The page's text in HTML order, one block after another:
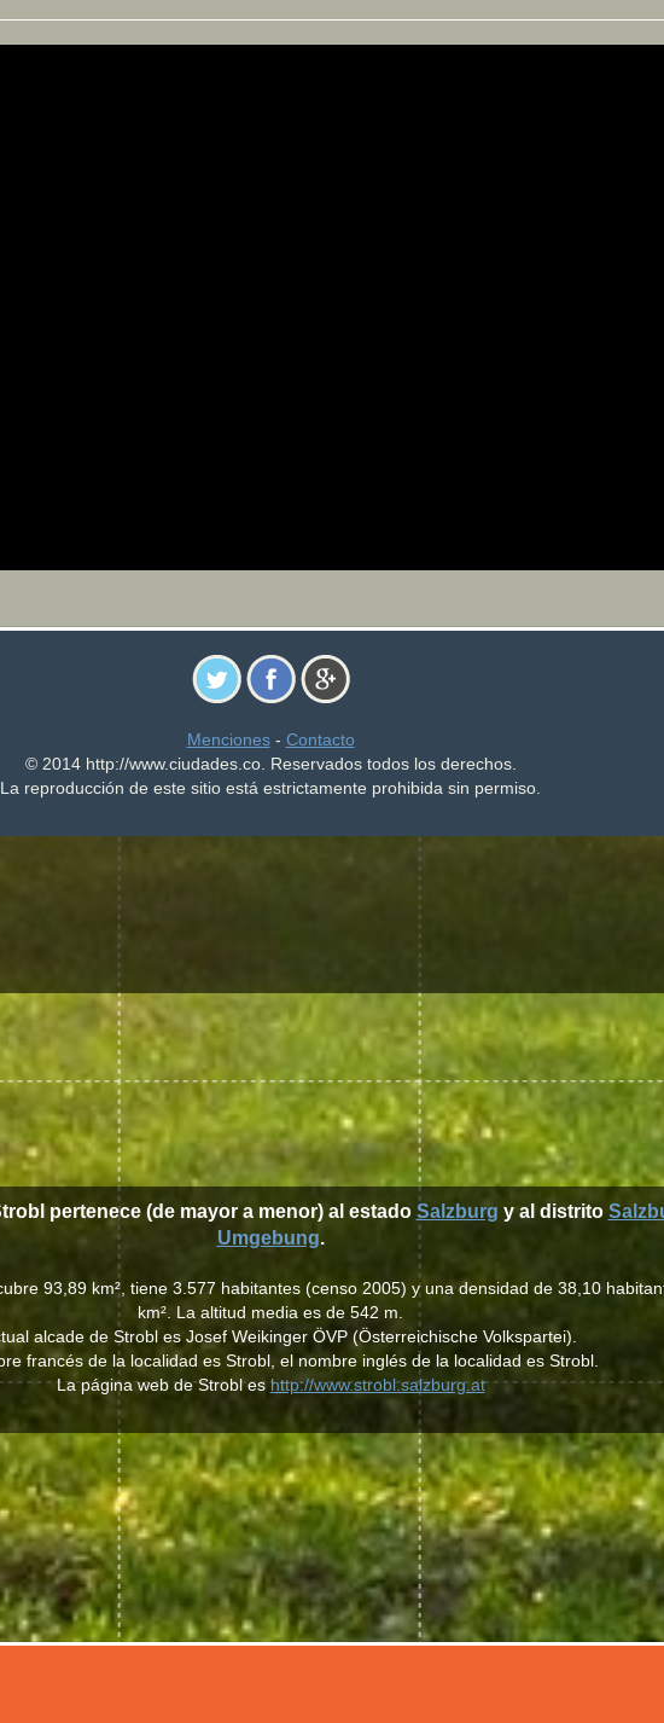
Menciones- Contacto
© 2014 http://www.ciudades.co. Reservados todos los derechos.
La reproducción de este sitio está estrictamente prohibida sin permiso.
pertenece (de mayor a menor) al estado Salzburg y al distrito
Umgebung.
93,89 km², tiene 3.577 habitantes (censo 2005) y una densidad de 38,10
km². La altitud media es de 542 m.
alcade de Strobl es Josef Weikinger ÖVP (Österreichische Volkspartei).
francés de la localidad es Strobl, el nombre inglés de la localidad es Strobl.
La página web de Strobl eshttp://www.strobl.salzburg.at